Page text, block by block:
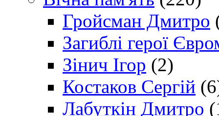
Гройсман Дмитро
Загиблі герої
Зінич Ігор (2)
Костаков Сергій
Лабуткін Дмитро